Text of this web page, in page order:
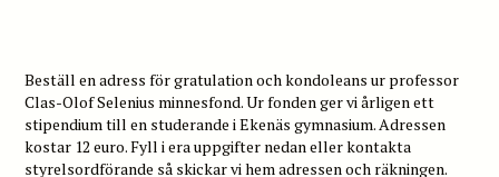
Beställ en adress för gratulation och kondoleans ur professor
Clas-Olof Selenius minnesfond. Ur fonden ger vi årligen ett
stipendium till en studerande i Ekenäs gymnasium. Adressen
kostar 12 euro. Fyll i era uppgifter nedan eller kontakta
styrelsordförande så skickar vi hem adressen och räkningen.